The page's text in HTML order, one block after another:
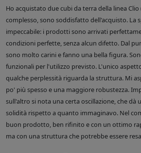
Ho acquistato due cubi da terra della linea
complesso, sono soddisfatto dell'acquisto. La
impeccabile: i prodotti sono arrivati
condizioni perfette, senza alcun difetto. Dal
sono molto carini e fanno una bella figura.
funzionali per l'utilizzo previsto. L'unico
qualche perplessità riguarda la struttura. Mi
po' più spesso e una maggiore robustezza.
sull'altro si nota una certa oscillazione, che dà
solidità rispetto a quanto immaginavo. Nel
buon prodotto, ben rifinito e con un ottimo
ma con una struttura che potrebbe essere